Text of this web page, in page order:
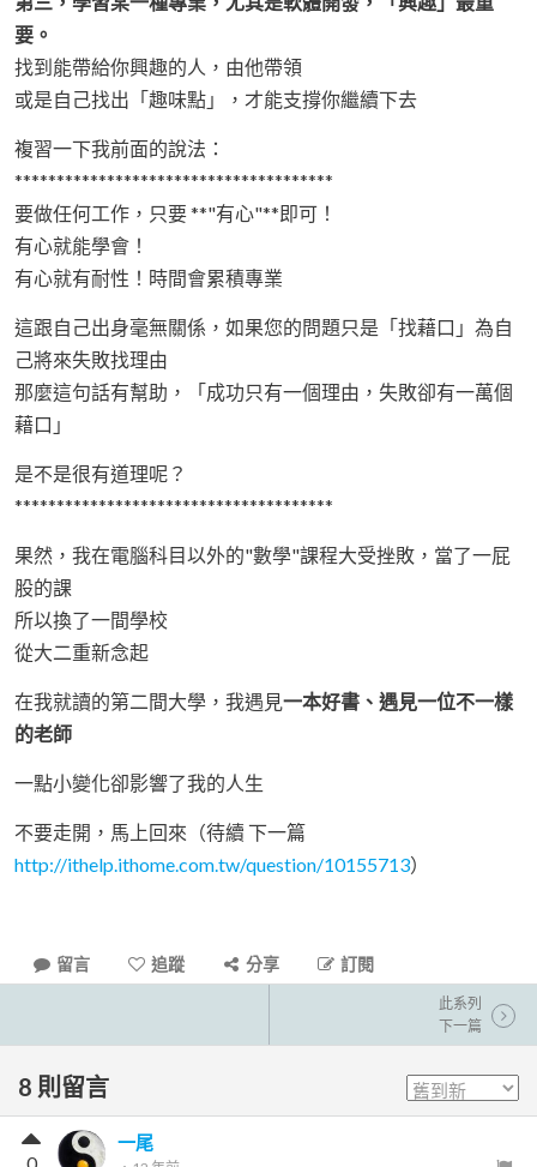
要。
找到能帶給你興趣的人，由他帶領
或是自己找出「趣味點」，才能支撐你繼續下去
複習一下我前面的說法：
**************************************
要做任何工作，只要 **"有心"**即可！
有心就能學會！
有心就有耐性！時間會累積專業
這跟自己出身毫無關係，如果您的問題只是「找藉口」為自
己將來失敗找理由
那麼這句話有幫助，「成功只有一個理由，失敗卻有一萬個
藉口」
是不是很有道理呢？
**************************************
果然，我在電腦科目以外的"數學"課程大受挫敗，當了一屁
股的課
所以換了一間學校
從大二重新念起
在我就讀的第二間大學，我遇見一本好書、遇見一位不一樣
的老師
一點小變化卻影響了我的人生
不要走開，馬上回來（待續 下一篇
http://ithelp.ithome.com.tw/question/10155713）
留言 追蹤 分享 訂閱
此系列
下一篇
8 則留言
一尾